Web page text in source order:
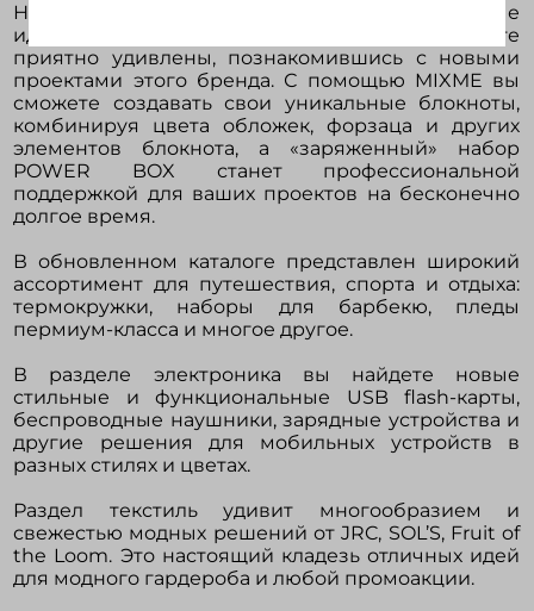
Новые блокноты thINKme принесут вам новые
идеи, эмоции, ощущения. Также вы будете
приятно удивлены, познакомившись с новыми
проектами этого бренда. С помощью MIXME вы
сможете создавать свои уникальные блокноты,
комбинируя цвета обложек, форзаца и других
элементов блокнота, а «заряженный» набор
POWER BOX станет профессиональной
поддержкой для ваших проектов на бесконечно
долгое время.
В обновленном каталоге представлен широкий
ассортимент для путешествия, спорта и отдыха:
термокружки, наборы для барбекю, пледы
пермиум-класса и многое другое.
В разделе электроника вы найдете новые
стильные и функциональные USB flash-карты,
беспроводные наушники, зарядные устройства и
другие решения для мобильных устройств в
разных стилях и цветах.
Раздел текстиль удивит многообразием и
свежестью модных решений от JRC, SOL’S, Fruit of
the Loom. Это настоящий кладезь отличных идей
для модного гардероба и любой промоакции.